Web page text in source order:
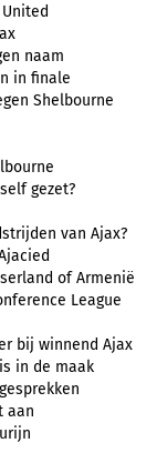
naam
in finale
Shelbourne
gezet?
van Ajax?
of Armenië
League
bij winnend Ajax
in de maak
aan